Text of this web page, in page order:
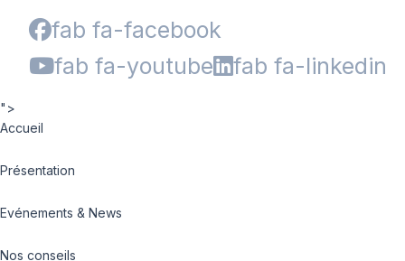
fab fa-facebook
fab fa-youtube
fab fa-linkedin
">
Accueil
Présentation
Evénements & News
Nos conseils